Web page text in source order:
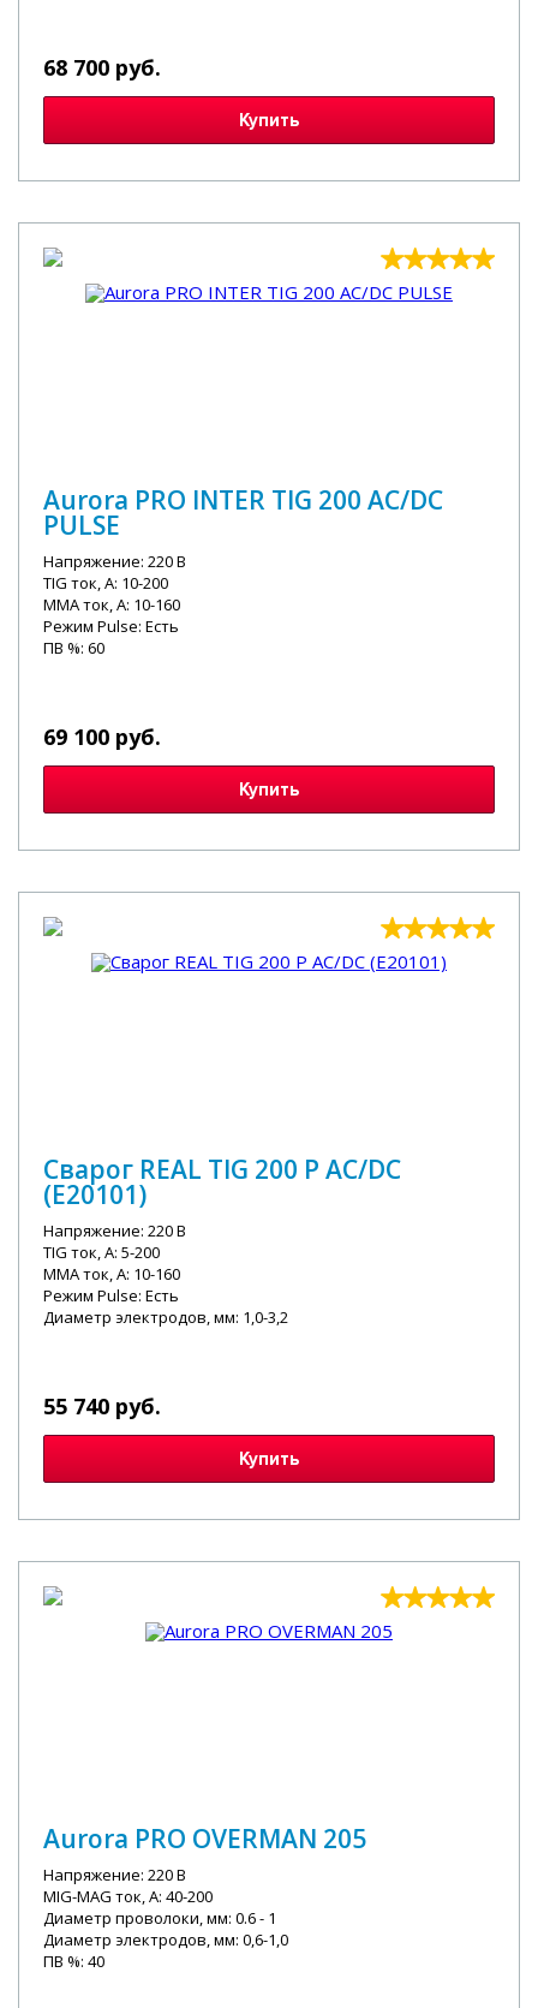
68 700 руб.
Купить
Aurora PRO INTER TIG 200 AC/DC
PULSE
Напряжение: 220 В
TIG ток, А: 10-200
MMA ток, А: 10-160
Режим Pulse: Есть
ПВ %: 60
69 100 руб.
Купить
Сварог REAL TIG 200 P AC/DC
(E20101)
Напряжение: 220 В
TIG ток, А: 5-200
MMA ток, А: 10-160
Режим Pulse: Есть
Диаметр электродов, мм: 1,0-3,2
55 740 руб.
Купить
Aurora PRO OVERMAN 205
Напряжение: 220 В
MIG-MAG ток, А: 40-200
Диаметр проволоки, мм: 0.6 - 1
Диаметр электродов, мм: 0,6-1,0
ПВ %: 40